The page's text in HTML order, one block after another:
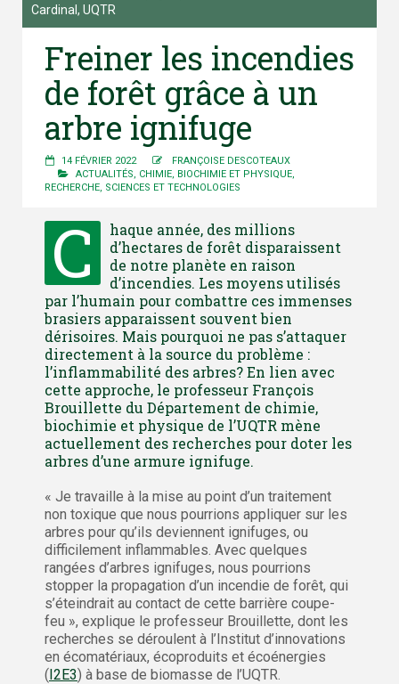
Cardinal, UQTR
Freiner les incendies
de forêt grâce à un
arbre ignifuge
14 FÉVRIER 2022
FRANÇOISE DESCOTEAUX
ACTUALITÉS
CHIMIE, BIOCHIMIE ET PHYSIQUE
RECHERCHE SCIENCES ET TECHNOLOGIES
C
haque année, des millions
d’hectares de forêt disparaissent
de notre planète en raison
d’incendies. Les moyens utilisés
par l’humain pour combattre ces immenses
brasiers apparaissent souvent bien
dérisoires. Mais pourquoi ne pas s’attaquer
directement à la source du problème :
l’inflammabilité des arbres? En lien avec
cette approche, le professeur François
Brouillette du Département de chimie,
biochimie et physique de l’UQTR mène
actuellement des recherches pour doter les
arbres d’une armure ignifuge.
« Je travaille à la mise au point d’un traitement
non toxique que nous pourrions appliquer sur les
arbres pour qu’ils deviennent ignifuges, ou
difficilement inflammables. Avec quelques
rangées d’arbres ignifuges, nous pourrions
stopper la propagation d’un incendie de forêt, qui
s’éteindrait au contact de cette barrière coupe-
feu », explique le professeur Brouillette, dont les
recherches se déroulent à l’Institut d’innovations
en écomatériaux, écoproduits et écoénergies
(I2E3) à base de biomasse de l’UQTR.